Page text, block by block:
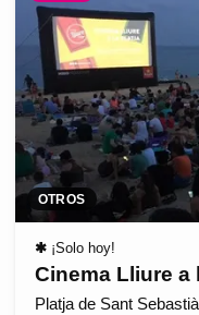
OTROS
✱ ¡Solo hoy!
Cinema Lliure a
Platja de Sant Sebastià